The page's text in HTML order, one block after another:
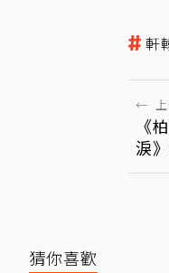
軒
←
《
淚
猜你喜歡